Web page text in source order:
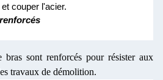
couper l'acier.
sont renforcés pour résister aux
travaux de démolition.